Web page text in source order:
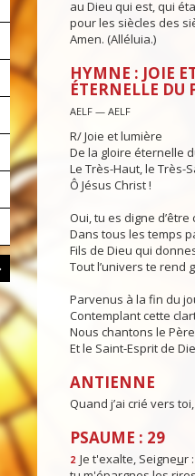
au Dieu qui est, qui
pour les siècles des
Amen. (Alléluia.)
HYMNE : JOIE
ÉTERNELLE DU
AELF — AELF
R/ Joie et lumière
De la gloire éternelle
Le Très-Haut, le Très-
Ô Jésus Christ !
Oui, tu es digne d’être
Dans tous les temps
Fils de Dieu qui
Tout l’univers te rend
Parvenus à la fin du
Contemplant cette
Nous chantons le
Et le Saint-Esprit de
ANTIENNE
Quand j’ai crié vers
PSAUME : 29
2 Je t'exalte, Seigneur